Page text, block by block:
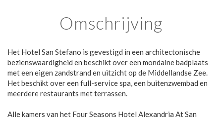
Omschrijving
Het Hotel San Stefano is gevestigd in een architectonische
bezienswaardigheid en beschikt over een mondaine badplaats
met een eigen zandstrand en uitzicht op de Middellandse Zee.
Het beschikt over een full-service spa, een buitenzwembad en
meerdere restaurants met terrassen.
Alle kamers van het Four Seasons Hotel Alexandria At San